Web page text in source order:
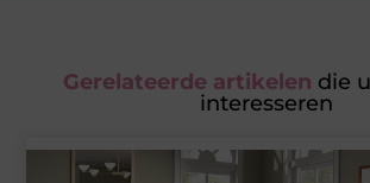
Gerelateerde artikelen die
interesseren